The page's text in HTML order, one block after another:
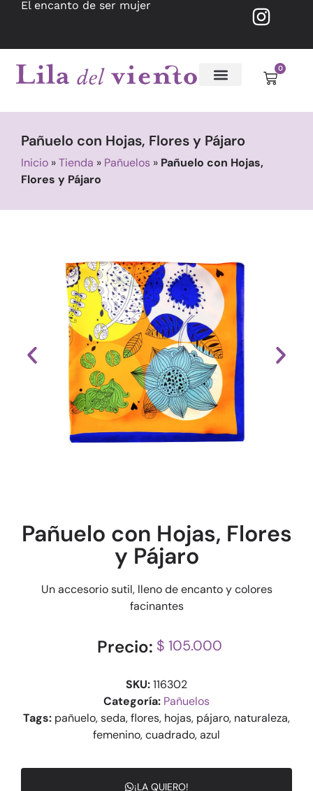
El encanto de ser mujer
0
Pañuelo con Hojas, Flores y Pájaro
Inicio »Tienda » Pañuelos » Pañuelo con Hojas,
Flores y Pájaro
Pañuelo con Hojas, Flores
y Pájaro
Un accesorio sutil, lleno de encanto y colores
facinantes
Precio: $ 105.000
SKU:116302
Categoría: Pañuelos
Tags: pañuelo, seda, flores, hojas, pájaro, naturaleza,
femenino, cuadrado, azul
¡LA QUIERO!